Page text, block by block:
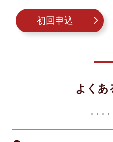
初回申込
よくあ